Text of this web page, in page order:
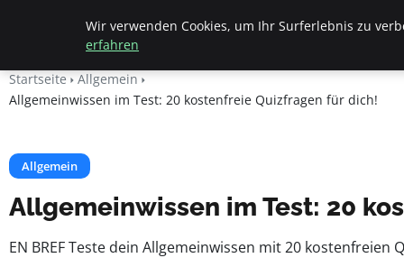
Beyond Surface
Startseite
Allgemein
Allgemeinwissen im Test: 20 kostenfreie Quizfragen für dich!
Allgemein
Allgemeinwissen im Test: 20
EN BREF Teste dein Allgemeinwissen mit 20
Wir verwenden Cookies, um Ihr Surferlebnis zu
erfahren